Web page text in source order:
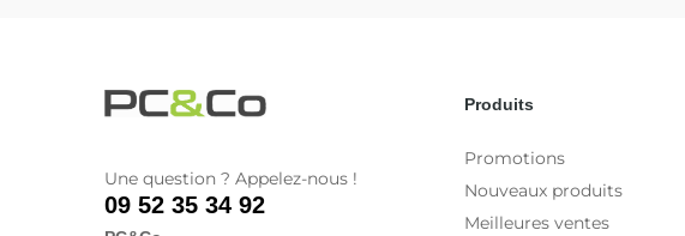
Une question ? Appelez-nous !
09 52 35 34 92
Produits
Promotions
Nouveaux produits
Meilleures ventes